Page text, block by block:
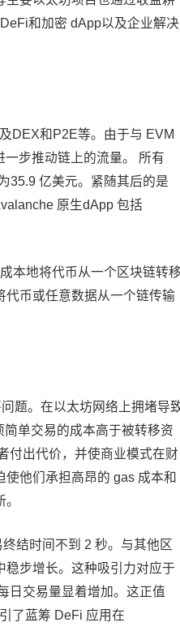
和加密 dApp以及企业解决
DEX和P2E等。由于与 EVM
步推动链上的流量。 所有
35.9 亿美元。紧随其后的是
原生dApp 包括
本地将代币从一个区块链转
币或任意数据从一个链传输
题。在以太坊网络上拥堵导
单交易的成本高于被转移资
付出代价，并使商业模式在财
他们承担高昂的 gas 成本和
结时间不到 2 秒。与其他区
步增长。这种吸引力对应于
日交易量显着增加。这正值
了蓝筹 DeFi 应用在